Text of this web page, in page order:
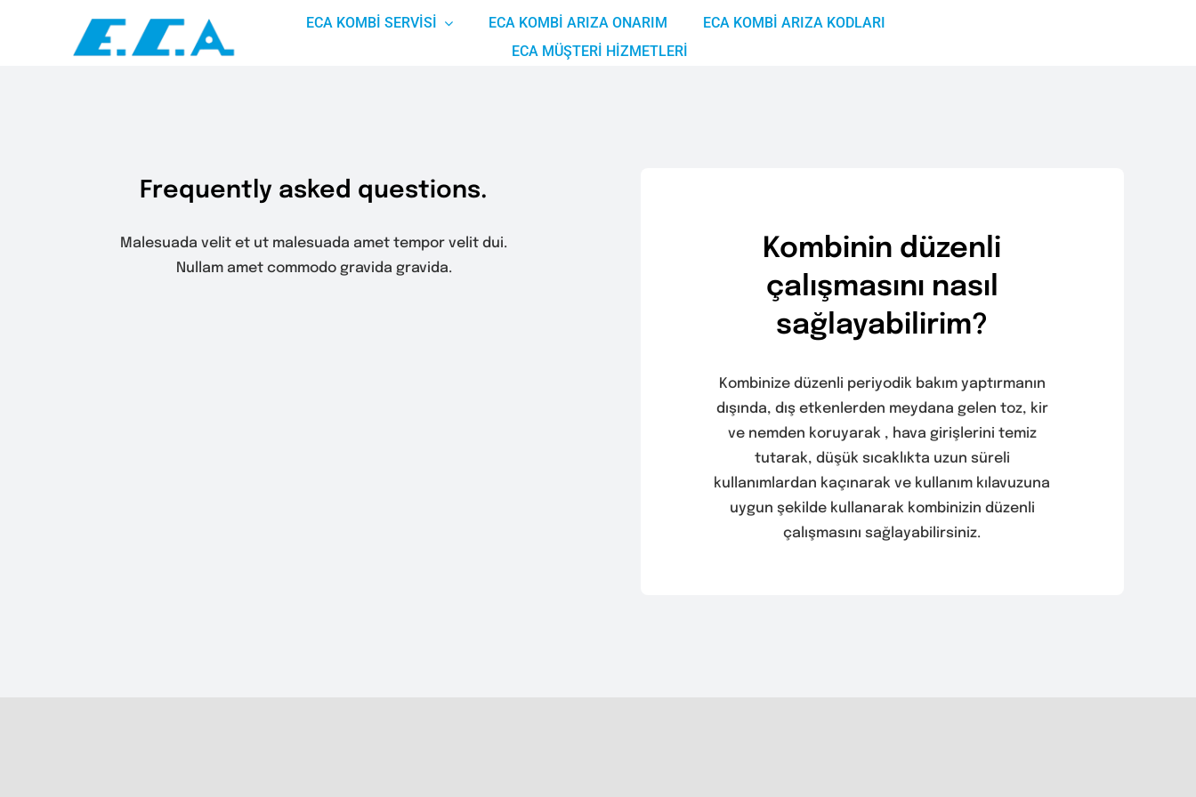
ECA KOMBI SERVISI ECA KOMBI ARIZA ONARIM
ECA KOMBI ARIZA KODLARI
ECA MÜŞTERI HIZMETLERI
Frequently asked questions.
Malesuada velit et ut malesuada amet tempor velit dui.
Nullam amet commodo gravida gravida.
Kombinin düzenli
çalışmasını nasıl
sağlayabilirim?
Kombinize düzenli periyodik bakım yaptırmanın
dışında, dış etkenlerden meydana gelen toz, kir
ve nemden koruyarak , hava girişlerini temiz
tutarak, düşük sıcaklıkta uzun süreli
kullanımlardan kaçınarak ve kullanım kılavuzuna
uygun şekilde kullanarak kombinizin düzenli
çalışmasını sağlayabilirsiniz.